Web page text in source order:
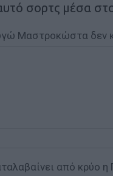
σορτς μέσα
από κρύο